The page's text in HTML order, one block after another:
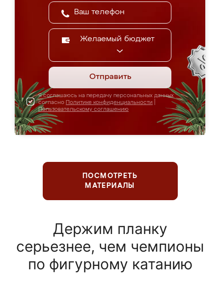
Желаемый бюджет
Отправить
Я соглашаюсь на передачу персональных данных
согласно Политике конфиденциальности
Пользовательскому соглашению
ПОСМОТРЕТЬ
МАТЕРИАЛЫ
Держим планку
серьезнее, чем чемпионы
по фигурному катанию